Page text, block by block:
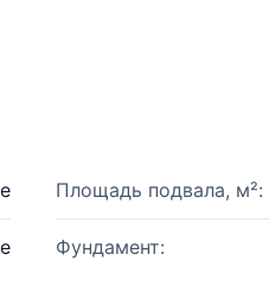
Площадь подвала, м²:
Фундамент: